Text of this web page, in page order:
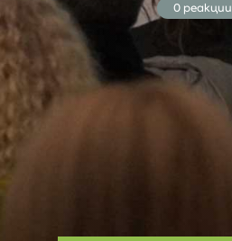
0реакции